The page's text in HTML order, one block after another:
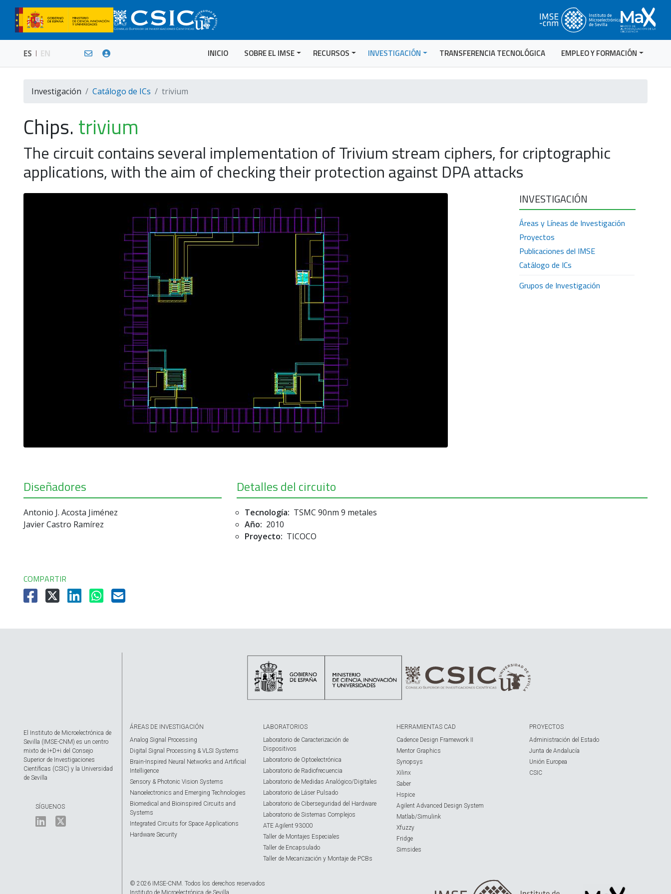
ES EN INICIO SOBRE EL IMSE RECURSOS INVESTIGACIÓN TRANSFERENCIA TECNOLÓGICA EMPLEO Y FORMACIÓN
Investigación Catálogo de ICs trivium
Chips. trivium
The circuit contains several implementation of Trivium stream ciphers, for criptographic
applications, with the aim of checking their protection against DPA attacks
INVESTIGACIÓN
Áreas y Líneas de Investigación
Proyectos
Publicaciones del IMSE
Catálogo de ICs
Grupos de Investigación
Diseñadores
Antonio J. Acosta Jiménez
Javier Castro Ramírez
Detalles del circuito
Tecnología: TSMC 90nm 9 metales
Año: 2010
Proyecto: TICOCO
COMPARTIR
El Instituto de Microelectrónica de
Sevilla (IMSE-CNM) es un centro
mixto de I+D+i del Consejo
Superior de Investigaciones
Científicas (CSIC) y la Universidad
de Sevilla
SÍGUENOS
ÁREAS DE INVESTIGACIÓN
Analog Signal Processing
Digital Signal Processing & VLSI Systems
Brain-Inspired Neural Networks and Artificial
Intelligence
Sensory & Photonic Vision Systems
Nanoelectronics and Emerging Technologies
Biomedical and Bioinspired Circuits and
Systems
Integrated Circuits for Space Applications
Hardware Security
LABORATORIOS
Laboratorio de Caracterización de
Dispositivos
Laboratorio de Optoelectrónica
Laboratorio de Radiofrecuencia
Laboratorio de Medidas Analógico/Digitales
Laboratorio de Láser Pulsado
Laboratorio de Ciberseguridad del Hardware
Laboratorio de Sistemas Complejos
ATE Agilent 93000
Taller de Montajes Especiales
Taller de Encapsulado
Taller de Mecanización y Montaje de PCBs
HERRAMIENTAS CAD
Cadence Design Framework II
Mentor Graphics
Synopsys
Xilinx
Saber
Hspice
Agilent Advanced Design System
Matlab/Simulink
Xfuzzy
Fridge
Simsides
PROYECTOS
Administración del Estado
Junta de Andalucía
Unión Europea
CSIC
© 2026 IMSE-CNM. Todos los derechos reservados
Instituto de Microelectrónica de Sevilla